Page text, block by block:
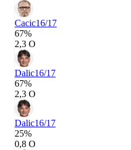
Cacic16/17
67%
2,3 О
Dalic16/17
67%
2,3 О
Dalic16/17
25%
0,8 О